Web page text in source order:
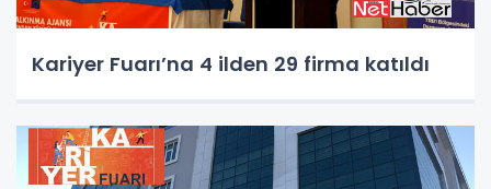
Kariyer Fuarı’na 4 ilden 29 firma katıldı